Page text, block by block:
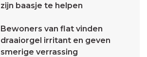
zijn baasje te helpen
Bewoners van flat vinden
draaiorgel irritant en geven
smerige verrassing